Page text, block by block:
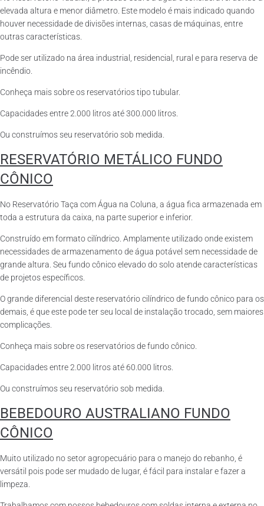
elevada altura e menor diâmetro. Este modelo é mais indicado quando
houver necessidade de divisões internas, casas de máquinas, entre
outras características.
Pode ser utilizado na área industrial, residencial, rural e para reserva de
incêndio.
Conheça mais sobre os reservatórios tipo tubular.
Capacidades entre 2.000 litros até 300.000 litros.
Ou construímos seu reservatório sob medida.
RESERVATÓRIO METÁLICO FUNDO
CÔNICO
No Reservatório Taça com Água na Coluna, a água fica armazenada em
toda a estrutura da caixa, na parte superior e inferior.
Construído em formato cilíndrico. Amplamente utilizado onde existem
necessidades de armazenamento de água potável sem necessidade de
grande altura. Seu fundo cônico elevado do solo atende características
de projetos específicos.
O grande diferencial deste reservatório cilíndrico de fundo cônico para os
demais, é que este pode ter seu local de instalação trocado, sem maiores
complicações.
Conheça mais sobre os reservatórios de fundo cônico.
Capacidades entre 2.000 litros até 60.000 litros.
Ou construímos seu reservatório sob medida.
BEBEDOURO AUSTRALIANO FUNDO
CÔNICO
Muito utilizado no setor agropecuário para o manejo do rebanho, é
versátil pois pode ser mudado de lugar, é fácil para instalar e fazer a
limpeza.